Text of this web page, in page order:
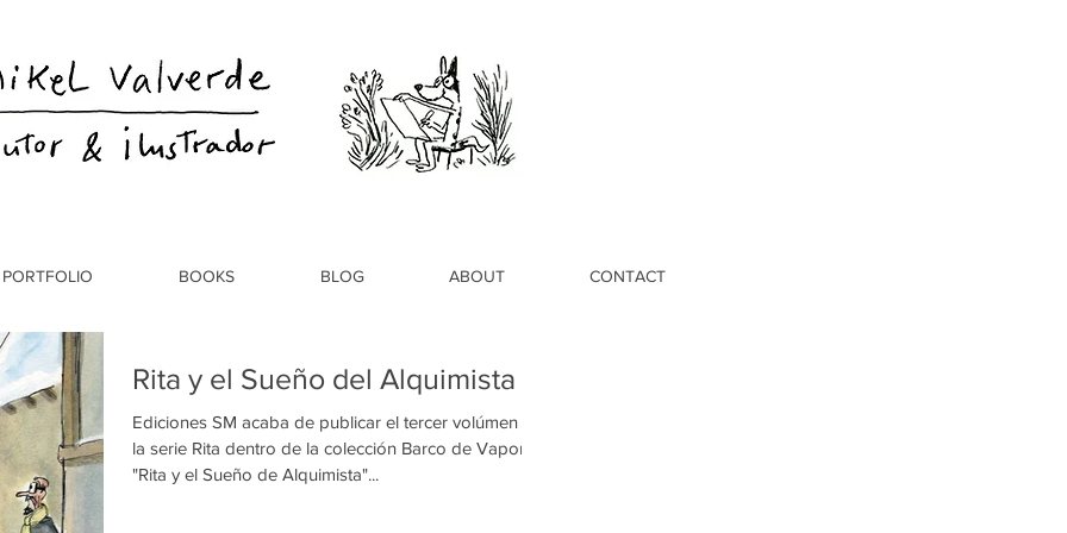
Rita y el Sueño del Alquimista
Ediciones SM acaba de publicar el tercer volúmen de
la serie Rita dentro de la colección Barco de Vapor.
"Rita y el Sueño de Alquimista"...
PORTFOLIO BOOKS BLOG ABOUT CONTACT